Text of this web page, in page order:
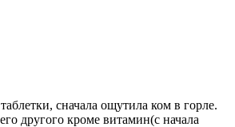
сначала ощутила ком в горле.
другого кроме витамин(с начала